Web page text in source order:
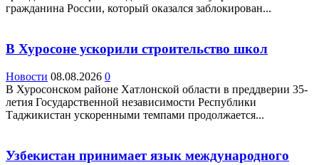
гражданина России, который оказался заблокирован...
В Хуросоне ускорили строительство школ
Новости 08.08.2026 0
В Хуросонском районе Хатлонской области в преддверии 35-
летия Государственной независимости Республики
Таджикистан ускоренными темпами продолжается...
Узбекистан принимает язык международного